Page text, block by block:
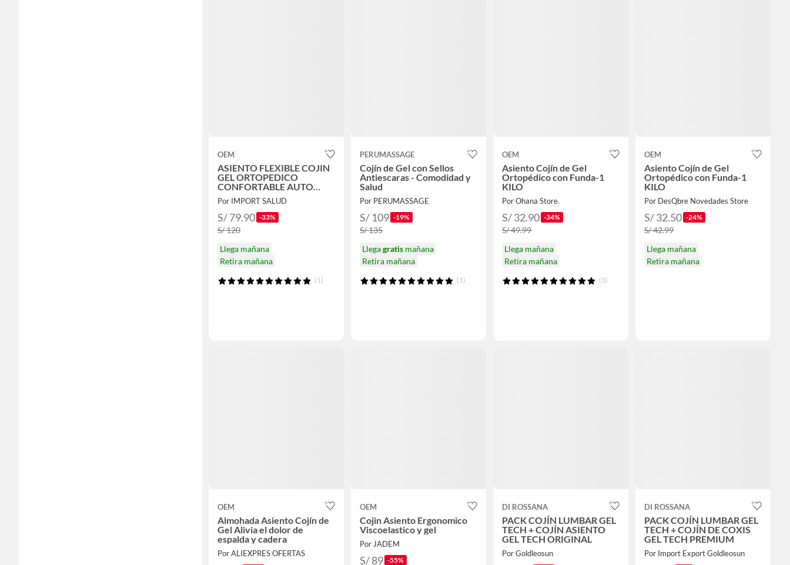
OEM
ASIENTO FLEXIBLE COJIN
GEL ORTOPEDICO
CONFORTABLE AUTO
OFICINA CASA
Por IMPORT SALUD
S/ 79.90 -33%
S/ 120
Llega mañana
Retira mañana
(1)
PERUMASSAGE
Cojín de Gel con Sellos
Antiescaras - Comodidad y
Salud
Por PERUMASSAGE
S/ 109 -19%
S/ 135
Llegagratis mañana
Retira mañana
(1)
OEM
Asiento Cojín de Gel
Ortopédico con Funda-1
KILO
Por Ohana Store.
S/ 32.90 -34%
S/ 49.99
Llega mañana
Retira mañana
(3)
OEM
Asiento Cojín de Gel
Ortopédico con Funda-1
KILO
Por DesQbre Novedades Store
S/ 32.50 -24%
S/ 42.99
Llega mañana
Retira mañana
OEM
Almohada Asiento Cojín de
Gel Alivia el dolor de
espalda y cadera
Por ALIEXPRES OFERTAS
OEM
Cojin Asiento Ergonomico
Viscoelastico y gel
Por JADEM
S/ 89 -55%
DI ROSSANA
PACK COJÍN LUMBAR GEL
TECH + COJÍN ASIENTO
GEL TECH ORIGINAL
Por Goldleosun
DI ROSSANA
PACK COJÍN LUMBAR GEL
TECH + COJÍN DE COXIS
GEL TECH PREMIUM
Por Import Export Goldleosun